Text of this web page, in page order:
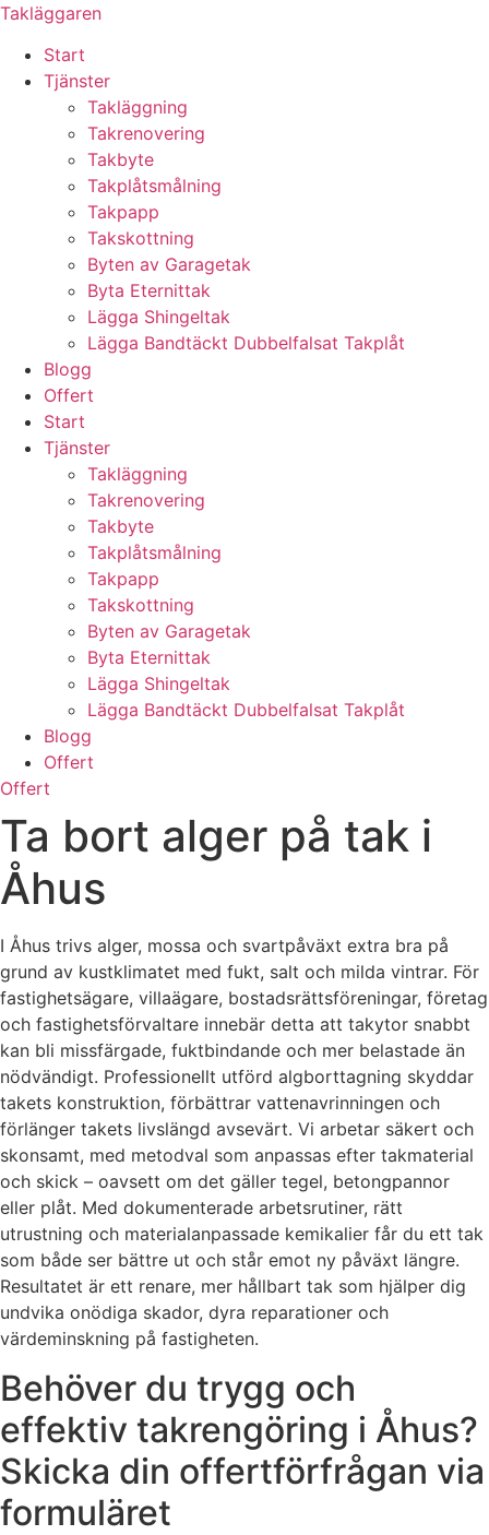
Skip
content
Takläggaren
Start
Tjänster
Takläggning
Takrenovering
Takbyte
Takplåtsmålning
Takpapp
Takskottning
Byten av Garagetak
Byta Eternittak
Lägga Shingeltak
Lägga Bandtäckt Dubbelfalsat Takplåt
Blogg
Offert
Start
Tjänster
Takläggning
Takrenovering
Takbyte
Takplåtsmålning
Takpapp
Takskottning
Byten av Garagetak
Byta Eternittak
Lägga Shingeltak
Lägga Bandtäckt Dubbelfalsat Takplåt
Blogg
Offert
Offert
Ta bort alger på tak i
Åhus
I Åhus trivs alger, mossa och svartpåväxt extra bra på
grund av kustklimatet med fukt, salt och milda vintrar. För
fastighetsägare, villaägare, bostadsrättsföreningar, företag
och fastighetsförvaltare innebär detta att takytor snabbt
kan bli missfärgade, fuktbindande och mer belastade än
nödvändigt. Professionellt utförd algborttagning skyddar
takets konstruktion, förbättrar vattenavrinningen och
förlänger takets livslängd avsevärt. Vi arbetar säkert och
skonsamt, med metodval som anpassas efter takmaterial
och skick – oavsett om det gäller tegel, betongpannor
eller plåt. Med dokumenterade arbetsrutiner, rätt
utrustning och materialanpassade kemikalier får du ett tak
som både ser bättre ut och står emot ny påväxt längre.
Resultatet är ett renare, mer hållbart tak som hjälper dig
undvika onödiga skador, dyra reparationer och
värdeminskning på fastigheten.
Behöver du trygg och
effektiv takrengöring i Åhus?
Skicka din offertförfrågan via
formuläret